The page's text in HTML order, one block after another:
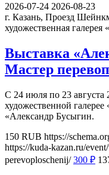
2026-07-24 2026-08-23
г. Казань, Проезд
художественная галерея
Выставка
Мастер
С 24 июля по 23 августа
художественной
«Александр Бусыгин.
150 RUB https://
https://kuda-kazan.ru/
perevoploschenij/ 300 ₽